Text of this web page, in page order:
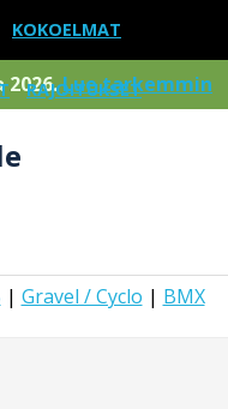
KOKOELMAT
RAJOITUKSET
2026.Lue tarkemmin
| Gravel / Cyclo | BMX